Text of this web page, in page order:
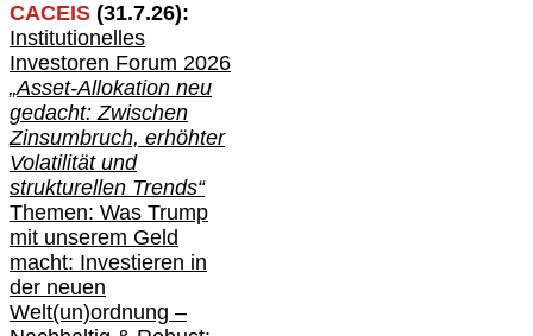
CACEIS (31.7.26):
Institutionelles
Investoren Forum 2026
„Asset-Allokation neu
gedacht: Zwischen
Zinsumbruch, erhöhter
Volatilität und
strukturellen Trends“
Themen: Was Trump
mit unserem Geld
macht: Investieren in
der neuen
Welt(un)ordnung –